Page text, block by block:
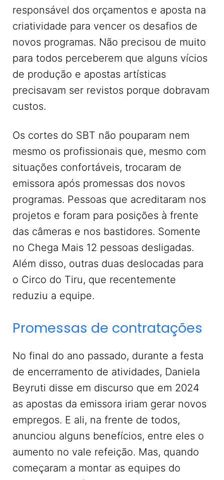
responsável dos orçamentos e aposta na
criatividade para vencer os desafios de
novos programas. Não precisou de muito
para todos perceberem que alguns vícios
de produção e apostas artísticas
precisavam ser revistos porque dobravam
custos.
Os cortes do SBT não pouparam nem
mesmo os profissionais que, mesmo com
situações confortáveis, trocaram de
emissora após promessas dos novos
programas. Pessoas que acreditaram nos
projetos e foram para posições à frente
das câmeras e nos bastidores. Somente
no Chega Mais 12 pessoas desligadas.
Além disso, outras duas deslocadas para
o Circo do Tiru, que recentemente
reduziu a equipe.
Promessas de contratações
No final do ano passado, durante a festa
de encerramento de atividades, Daniela
Beyruti disse em discurso que em 2024
as apostas da emissora iriam gerar novos
empregos. E ali, na frente de todos,
anunciou alguns benefícios, entre eles o
aumento no vale refeição. Mas, quando
começaram a montar as equipes do